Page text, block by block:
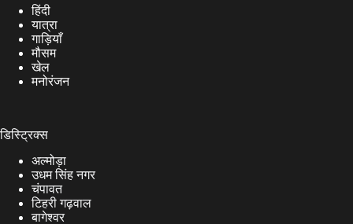
हिंदी
यात्रा
गाड़ियाँ
मौसम
खेल
मनोरंजन
डिस्ट्रिक्स
अल्मोड़ा
उधम सिंह नगर
चंपावत
टिहरी गढ़वाल
बागेश्वर